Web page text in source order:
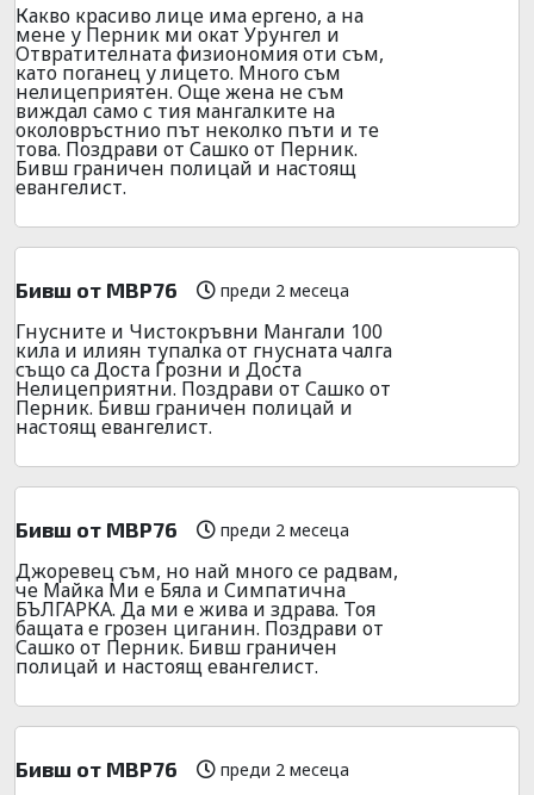
Какво красиво лице има ергено, а на
мене у Перник ми окат Урунгел и
Отвратителната физиономия оти съм,
като поганец у лицето. Много съм
нелицеприятен. Още жена не съм
виждал само с тия мангалките на
околовръстнио път неколко пъти и те
това. Поздрави от Сашко от Перник.
Бивш граничен полицай и настоящ
евангелист.
Бивш от МВР76 преди 2 месеца
Гнусните и Чистокръвни Мангали 100
кила и илиян тупалка от гнусната чалга
също са Доста Грозни и Доста
Нелицеприятни. Поздрави от Сашко от
Перник. Бивш граничен полицай и
настоящ евангелист.
Бивш от МВР76 преди 2 месеца
Джоревец съм, но най много се радвам,
че Майка Ми е Бяла и Симпатична
БЪЛГАРКА. Да ми е жива и здрава. Тоя
бащата е грозен циганин. Поздрави от
Сашко от Перник. Бивш граничен
полицай и настоящ евангелист.
Бивш от МВР76 преди 2 месеца